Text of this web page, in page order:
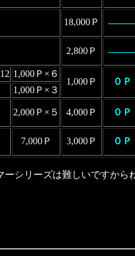
18,000Ｐ
2,800Ｐ
1,000Ｐ×６
1,000Ｐ
０Ｐ
1,000Ｐ×３
2,000Ｐ×５ 4,000Ｐ ０Ｐ
7,000Ｐ 3,000Ｐ ０Ｐ
リーズは難しいですから